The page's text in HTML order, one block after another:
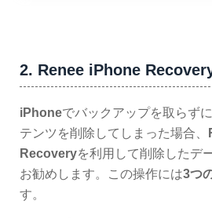
2. Renee iPhone
iPhoneでバックアップを取らず
テンツを削除してしまった場合、
Recoveryを利用して削除したデ
お勧めします。この操作には3つ
す。